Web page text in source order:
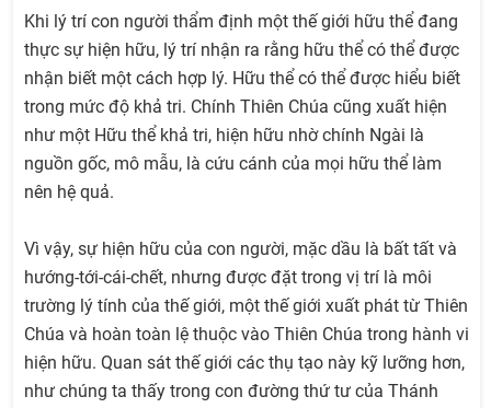
Khi lý trí con người thẩm định một thế giới hữu thể đang
thực sự hiện hữu, lý trí nhận ra rằng hữu thể có thể được
nhận biết một cách hợp lý. Hữu thể có thể được hiểu biết
trong mức độ khả tri. Chính Thiên Chúa cũng xuất hiện
như một Hữu thể khả tri, hiện hữu nhờ chính Ngài là
nguồn gốc, mô mẫu, là cứu cánh của mọi hữu thể làm
nên hệ quả.
Vì vậy, sự hiện hữu của con người, mặc dầu là bất tất và
hướng-tới-cái-chết, nhưng được đặt trong vị trí là môi
trường lý tính của thế giới, một thế giới xuất phát từ Thiên
Chúa và hoàn toàn lệ thuộc vào Thiên Chúa trong hành vi
hiện hữu. Quan sát thế giới các thụ tạo này kỹ lưỡng hơn,
như chúng ta thấy trong con đường thứ tư của Thánh